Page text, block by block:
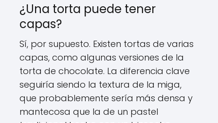
¿Una torta puede tener
capas?
Sí, por supuesto. Existen tortas de varias
capas, como algunas versiones de la
torta de chocolate. La diferencia clave
seguiría siendo la textura de la miga,
que probablemente sería más densa y
mantecosa que la de un pastel